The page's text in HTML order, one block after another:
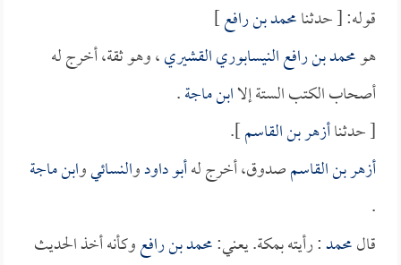
قوله: [ حدثنامحمد بن رافع]
هومحمد بن رافع النيسابوري القشيري، وهو ثقة، أخرج له
أصحاب الكتب الستة إلاابن ماجة.
[ حدثناأزهر بن القاسم].
أزهر بن القاسمصدوق، أخرج لهأبو داودوالنسائيوابن ماجة
.
قالمحمد: رأيته بمكة. يعني:محمد بن رافعوكأنه أخذ الحديث